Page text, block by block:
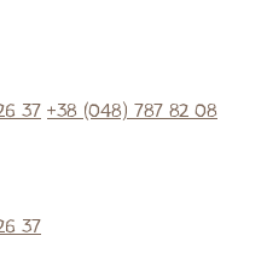
37 +38 (048) 787 82 08
37